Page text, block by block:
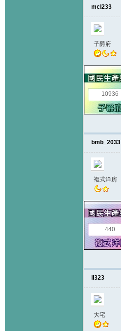
mcl233
子爵府
10936
bmb_2033
複式洋房
440
ii323
大宅